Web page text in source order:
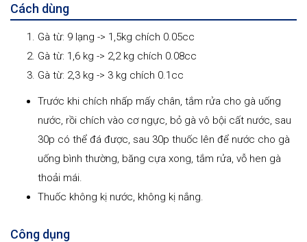
Cách dùng
Gà từ: 9 lạng -> 1,5kg chích 0.05cc
Gà từ: 1,6 kg -> 2,2 kg chích 0.08cc
Gà từ: 2,3 kg -> 3 kg chích 0.1cc
Trước khi chích nhấp mấy chân, tắm rửa cho gà uống
nước, rồi chích vào cơ ngực, bỏ gà vô bội cất nước, sau
30p có thể đá được, sau 30p thuốc lên để nước cho gà
uống bình thường, băng cựa xong, tắm rửa, vỗ hen gà
thoải mái.
Thuốc không kị nước, không kị nắng.
Công dụng